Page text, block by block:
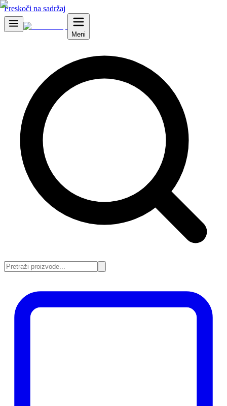
Preskoči na sadržaj
Meni